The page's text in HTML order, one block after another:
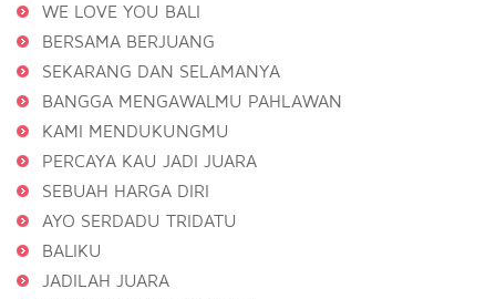
WE LOVE YOU BALI
BERSAMA BERJUANG
SEKARANG DAN SELAMANYA
BANGGA MENGAWALMU PAHLAWAN
KAMI MENDUKUNGMU
PERCAYA KAU JADI JUARA
SEBUAH HARGA DIRI
AYO SERDADU TRIDATU
BALIKU
JADILAH JUARA